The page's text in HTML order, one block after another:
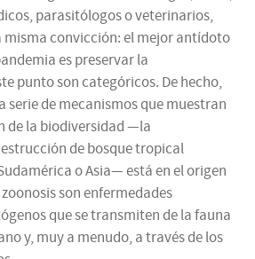
parasitólogos o veterinarios,
misma convicción: el mejor antídoto
es preservar la
punto son categóricos. De hecho,
serie de mecanismos que muestran
de la biodiversidad —la
de bosque tropical
o Asia— está en el origen
son enfermedades
que se transmiten de la fauna
y, muy a menudo, a través de los